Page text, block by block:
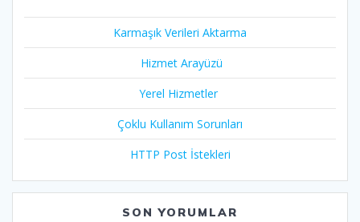
Karmaşık Verileri Aktarma
Hizmet Arayüzü
Yerel Hizmetler
Çoklu Kullanım Sorunları
HTTP Post İstekleri
SON YORUMLAR